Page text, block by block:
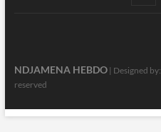
NDJAMENA HEBDO| Designed by:
reserved